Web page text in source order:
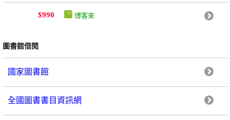
$990 博客來
圖書館借閱
國家圖書館
全國圖書書目資訊網